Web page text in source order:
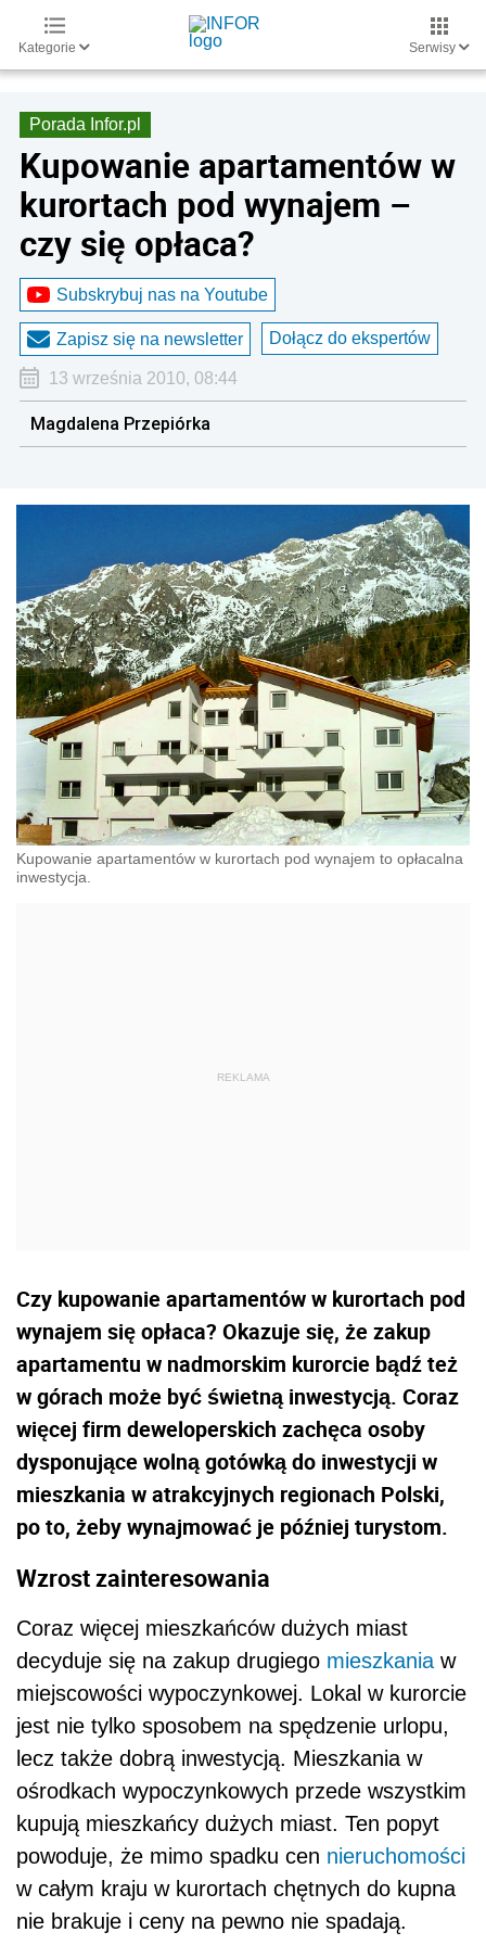
Kategorie Serwisy
Porada Infor.pl
Kupowanie apartamentów w
kurortach pod wynajem –
czy się opłaca?
Subskrybuj nas na Youtube
Zapisz się na newsletter Dołącz do ekspertów
13 września 2010, 08:44
Magdalena Przepiórka
Kupowanie apartamentów w kurortach pod wynajem to opłacalna
inwestycja.
Czy kupowanie apartamentów w kurortach pod
wynajem się opłaca? Okazuje się, że zakup
apartamentu w nadmorskim kurorcie bądź też
w górach może być świetną inwestycją. Coraz
więcej firm deweloperskich zachęca osoby
dysponujące wolną gotówką do inwestycji w
mieszkania w atrakcyjnych regionach Polski,
po to, żeby wynajmować je później turystom.
Wzrost zainteresowania
Coraz więcej mieszkańców dużych miast
decyduje się na zakup drugiego mieszkania w
miejscowości wypoczynkowej. Lokal w kurorcie
jest nie tylko sposobem na spędzenie urlopu,
lecz także dobrą inwestycją. Mieszkania w
ośrodkach wypoczynkowych przede wszystkim
kupują mieszkańcy dużych miast. Ten popyt
powoduje, że mimo spadku cen nieruchomości
w całym kraju w kurortach chętnych do kupna
nie brakuje i ceny na pewno nie spadają.